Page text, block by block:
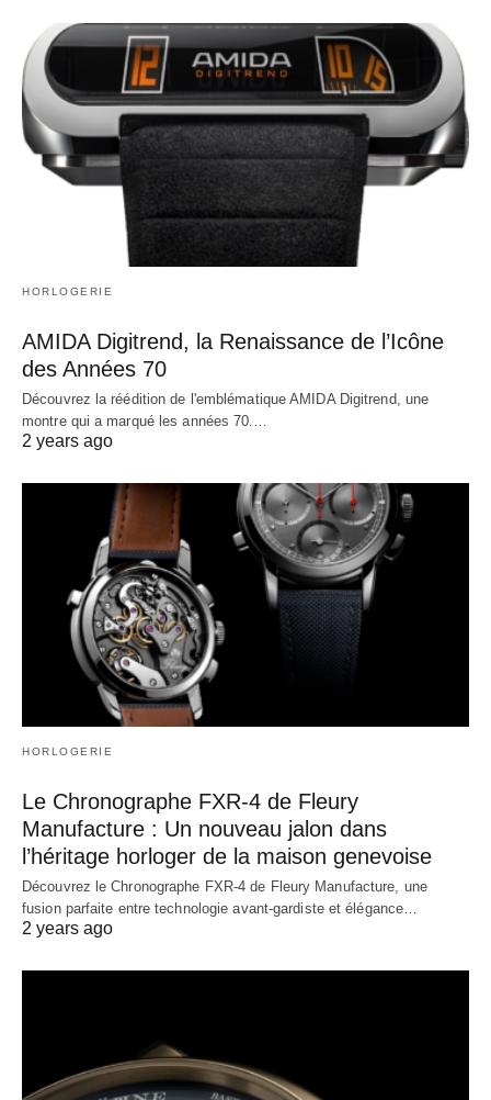
HORLOGERIE
AMIDA Digitrend, la Renaissance de l’Icône
des Années 70
Découvrez la réédition de l'emblématique AMIDA Digitrend, une
montre qui a marqué les années 70.…
2 years ago
HORLOGERIE
Le Chronographe FXR-4 de Fleury
Manufacture : Un nouveau jalon dans
l’héritage horloger de la maison genevoise
Découvrez le Chronographe FXR-4 de Fleury Manufacture, une
fusion parfaite entre technologie avant-gardiste et élégance…
2 years ago